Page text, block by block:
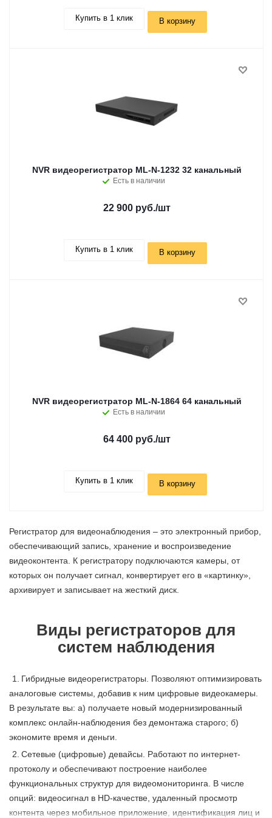
Купить в 1 клик В корзину
NVR видеорегистратор ML-N-1232 32 канальный
Есть в наличии
22 900 руб./шт
Купить в 1 клик В корзину
NVR видеорегистратор ML-N-1864 64 канальный
Есть в наличии
64 400 руб./шт
Купить в 1 клик В корзину
Регистратор для видеонаблюдения – это электронный прибор,
обеспечивающий запись, хранение и воспроизведение
видеоконтента. К регистратору подключаются камеры, от
которых он получает сигнал, конвертирует его в «картинку»,
архивирует и записывает на жесткий диск.
Виды регистраторов для
систем наблюдения
Гибридные видеорегистраторы. Позволяют оптимизировать
аналоговые системы, добавив к ним цифровые видеокамеры.
В результате вы: а) получаете новый модернизированный
комплекс онлайн-наблюдения без демонтажа старого; б)
экономите время и деньги.
Сетевые (цифровые) девайсы. Работают по интернет-
протоколу и обеспечивают построение наиболее
функциональных структур для видеомониторинга. В числе
опций: видеосигнал в HD-качестве, удаленный просмотр
контента через мобильное приложение, идентификация лиц и